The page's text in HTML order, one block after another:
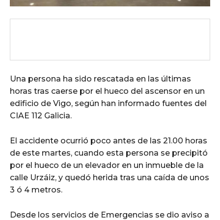
Una persona ha sido rescatada en las últimas
horas tras caerse por el hueco del ascensor en un
edificio de Vigo, según han informado fuentes del
CIAE 112 Galicia.
El accidente ocurrió poco antes de las 21.00 horas
de este martes, cuando esta persona se precipitó
por el hueco de un elevador en un inmueble de la
calle Urzáiz, y quedó herida tras una caída de unos
3 ó 4 metros.
Desde los servicios de Emergencias se dio aviso a